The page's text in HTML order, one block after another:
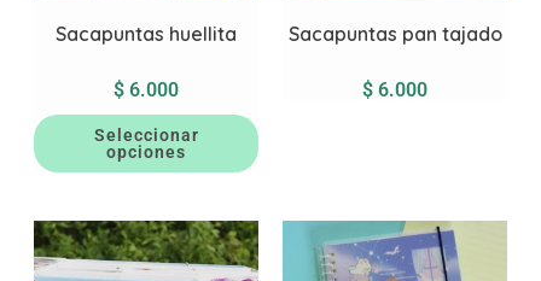
Sacapuntas huellita
$ 6.000
Seleccionar
opciones
Sacapuntas pan tajado
$ 6.000